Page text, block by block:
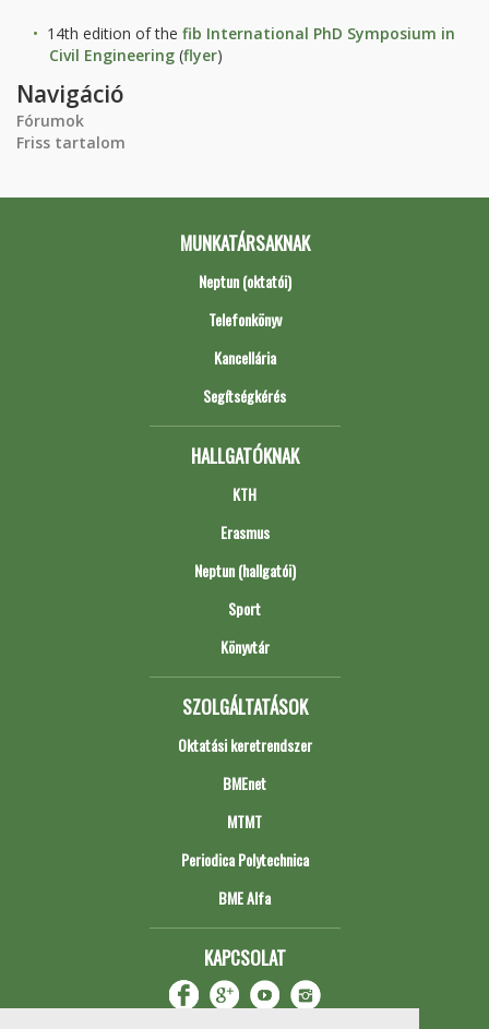
14th edition of the fib International PhD Symposium in
Civil Engineering (flyer)
Navigáció
Fórumok
Friss tartalom
MUNKATÁRSAKNAK
Neptun (oktatói)
Telefonkönyv
Kancellária
Segítségkérés
HALLGATÓKNAK
KTH
Erasmus
Neptun (hallgatói)
Sport
Könyvtár
SZOLGÁLTATÁSOK
Oktatási keretrendszer
BMEnet
MTMT
Periodica Polytechnica
BME Alfa
KAPCSOLAT